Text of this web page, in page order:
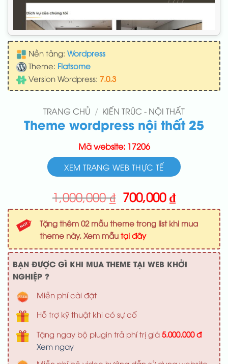
Nền tảng: Wordpress
Theme: Flatsome
Version Wordpress: 7.0.3
TRANG CHỦ / KIẾN TRÚC - NỘI THẤT
Theme wordpress nội thất 25
Mã website: 17206
XEM TRANG WEB THỰC TẾ
1,000,000₫ Giá
gốc
là:
1,000,000 ₫.
700,000₫Giá
hiện
tại
700,000
Tặng thêm 02 mẫu theme trong list khi mua
theme này. Xem mẫu tại đây
BẠN ĐƯỢC GÌ KHI MUA THEME TẠI WEB KHỞI
NGHIỆP ?
Miễn phí cài đặt
Hỗ trợ kỹ thuật khi có sự cố
Tặng ngay bộ plugin trả phí trị giá 5.000.000 đ
Xem ngay